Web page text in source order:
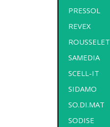
PRESSOL
REVEX
ROUSSELET
SAMEDIA
SCELL-IT
SIDAMO
SO.DI.MAT
SODISE